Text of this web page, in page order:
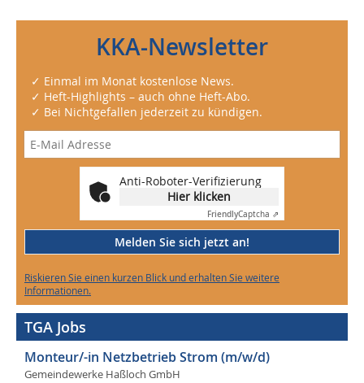
KKA-Newsletter
✓ Einmal im Monat kostenlose News.
✓ Heft-Highlights – auch ohne Heft-Abo.
✓ Bei Nichtgefallen jederzeit zu kündigen.
Anti-Roboter-Verifizierung
Hier klicken
FriendlyCaptcha ⇗
Melden Sie sich jetzt an!
Riskieren Sie einen kurzen Blick und erhalten Sie weitere
Informationen.
TGA Jobs
Monteur/-in Netzbetrieb Strom (m/w/d)
Gemeindewerke Haßloch GmbH